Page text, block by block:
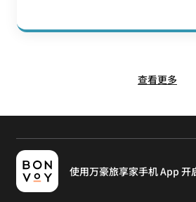
查看更多
使用万豪旅享家手机 App 开